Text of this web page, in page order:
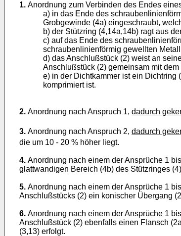
1. Anordnung zum Verbinden des Endes
a) in das Ende des
Grobgewinde (4a) eingeschraubt,
b) der Stützring (4,14a,14b) ragt aus
c) auf das Ende des
schraubenlinienförmig gewellten
d) das Anschlußstück (2) weist an
Anschlußstück (2) gemeinsam mit
e) in der Dichtkammer ist ein Dichtring
komprimiert ist.
2. Anordnung nach Anspruch 1, dadurch
3. Anordnung nach Anspruch 2, dadurch
die um 10 - 20 % höher liegt.
4. Anordnung nach einem der Ansprüche 1
glattwandigen Bereich (4b) des Stützringes
5. Anordnung nach einem der Ansprüche 1
Anschlußstücks (2) ein konischer Übergang
6. Anordnung nach einem der Ansprüche 1
Anschlußstück (2) ebenfalls einen Flansch
(3,13) erfolgt.